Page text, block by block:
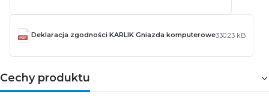
Deklaracja zgodności KARLIK Gniazda komputerowe330.23 kB
Cechy produktu